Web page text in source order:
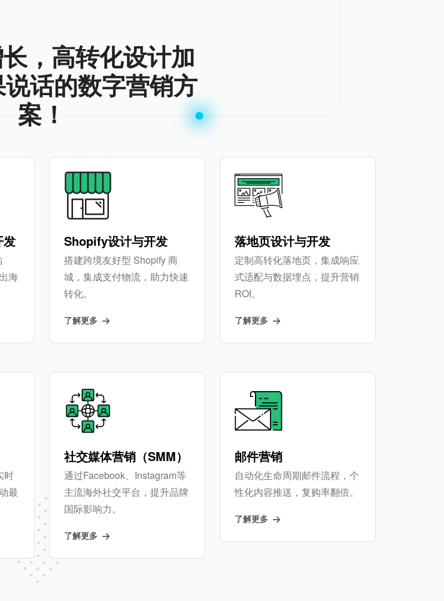
，高转化设计加
话的数字营销方
案！
发
海
Shopify设计与开发
搭建跨境友好型 Shopify 商
城，集成支付物流，助力快速
转化。
了解更多
落地页设计与开发
定制高转化落地页，集成响应
式适配与数据埋点，提升营销
ROI。
了解更多
时
最
社交媒体营销（SMM）
通过Facebook、Instagram等
主流海外社交平台，提升品牌
国际影响力。
了解更多
邮件营销
自动化生命周期邮件流程，个
性化内容推送，复购率翻倍。
了解更多